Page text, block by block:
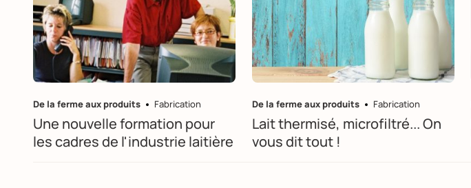
De la ferme aux produits Fabrication
Une nouvelle formation pour
les cadres de l'industrie laitière
De la ferme aux produits Fabrication
Lait thermisé, microfiltré... On
vous dit tout !